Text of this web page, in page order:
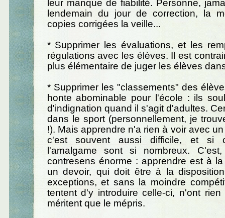
leur manque de fiabilité. Personne,
lendemain du jour de correction, la
copies corrigées la veille...
* Supprimer les évaluations, et les
régulations avec les élèves. Il est
plus élémentaire de juger les élèves
* Supprimer les "classements" des
honte abominable pour l'école : ils
d'indignation quand il s'agit d'adultes.
dans le sport (personnellement, je
!). Mais apprendre n'a rien à voir avec
c'est souvent aussi difficile, et si
l'amalgame sont si nombreux.
contresens énorme : apprendre est à
un devoir, qui doit être à la
exceptions, et sans la moindre
tentent d'y introduire celle-ci, n'ont
méritent que le mépris.